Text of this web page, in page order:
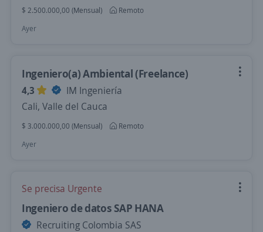
$ 2.500.000,00 (Mensual)
Remoto
Ayer
Ingeniero(a) Ambiental (Freelance)
4,3
IM Ingeniería
Cali, Valle del Cauca
$ 3.000.000,00 (Mensual)
Remoto
Ayer
Se precisa Urgente
Ingeniero de datos SAP HANA
Recruiting Colombia SAS